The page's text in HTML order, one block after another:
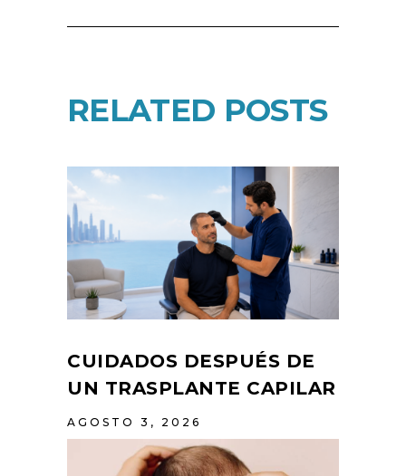
RELATED POSTS
CUIDADOS DESPUÉS DE
UN TRASPLANTE CAPILAR
AGOSTO 3, 2026